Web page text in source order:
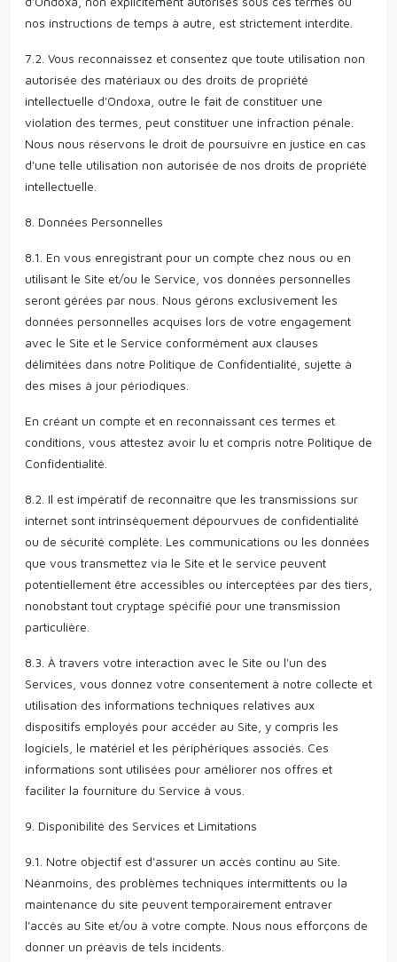
nos instructions de temps à autre, est strictement interdite.
7.2. Vous reconnaissez et consentez que toute utilisation non
autorisée des matériaux ou des droits de propriété
intellectuelle d'Ondoxa, outre le fait de constituer une
violation des termes, peut constituer une infraction pénale.
Nous nous réservons le droit de poursuivre en justice en cas
d'une telle utilisation non autorisée de nos droits de propriété
intellectuelle.
8. Données Personnelles
8.1. En vous enregistrant pour un compte chez nous ou en
utilisant le Site et/ou le Service, vos données personnelles
seront gérées par nous. Nous gérons exclusivement les
données personnelles acquises lors de votre engagement
avec le Site et le Service conformément aux clauses
délimitées dans notre Politique de Confidentialité, sujette à
des mises à jour périodiques.
En créant un compte et en reconnaissant ces termes et
conditions, vous attestez avoir lu et compris notre Politique de
Confidentialité.
8.2. Il est impératif de reconnaître que les transmissions sur
internet sont intrinsèquement dépourvues de confidentialité
ou de sécurité complète. Les communications ou les données
que vous transmettez via le Site et le service peuvent
potentiellement être accessibles ou interceptées par des tiers,
nonobstant tout cryptage spécifié pour une transmission
particulière.
8.3. À travers votre interaction avec le Site ou l'un des
Services, vous donnez votre consentement à notre collecte et
utilisation des informations techniques relatives aux
dispositifs employés pour accéder au Site, y compris les
logiciels, le matériel et les périphériques associés. Ces
informations sont utilisées pour améliorer nos offres et
faciliter la fourniture du Service à vous.
9. Disponibilité des Services et Limitations
9.1. Notre objectif est d'assurer un accès continu au Site.
Néanmoins, des problèmes techniques intermittents ou la
maintenance du site peuvent temporairement entraver
l'accès au Site et/ou à votre compte. Nous nous efforçons de
donner un préavis de tels incidents.